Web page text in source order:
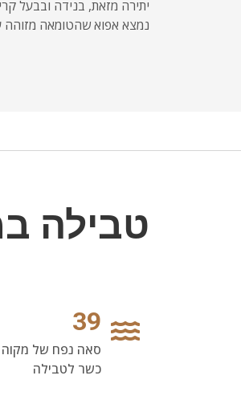
יתירה מזאת, בנידה ובבעל
נמצא אפוא שהטומאה
טבילה
40
סאה נפח של
כשר לטבילה